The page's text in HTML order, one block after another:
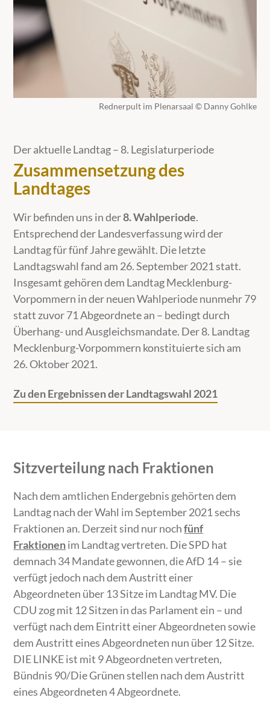
Rednerpult im Plenarsaal © Danny Gohlke
Der aktuelle Landtag – 8. Legislaturperiode
Zusammensetzung des
Landtages
Wir befinden uns in der8. Wahlperiode.
Entsprechend der Landesverfassung wird der
Landtag für fünf Jahre gewählt. Die letzte
Landtagswahl fand am 26. September 2021 statt.
Insgesamt gehören dem Landtag Mecklenburg-
Vorpommern in der neuen Wahlperiode nunmehr 79
statt zuvor 71 Abgeordnete an – bedingt durch
Überhang- und Ausgleichsmandate. Der 8. Landtag
Mecklenburg-Vorpommern konstituierte sich am
26. Oktober 2021.
Zu den Ergebnissen der Landtagswahl 2021
Sitzverteilung nach Fraktionen
Nach dem amtlichen Endergebnis gehörten dem
Landtag nach der Wahl im September 2021 sechs
Fraktionen an. Derzeit sind nur nochfünf
Fraktionenim Landtag vertreten. Die SPD hat
demnach 34 Mandate gewonnen, die AfD 14 – sie
verfügt jedoch nach dem Austritt einer
Abgeordneten über 13 Sitze im Landtag MV. Die
CDU zog mit 12 Sitzen in das Parlament ein – und
verfügt nach dem Eintritt einer Abgeordneten sowie
dem Austritt eines Abgeordneten nun über 12 Sitze.
DIE LINKE ist mit 9 Abgeordneten vertreten,
Bündnis 90/Die Grünen stellen nach dem Austritt
eines Abgeordneten 4 Abgeordnete.